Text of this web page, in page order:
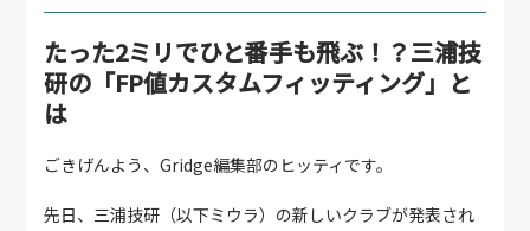
たった2ミリでひと番手も飛ぶ！？三浦技
研の「FP値カスタムフィッティング」と
は
ごきげんよう、Gridge編集部のヒッティです。
先日、三浦技研（以下ミウラ）の新しいクラブが発表され